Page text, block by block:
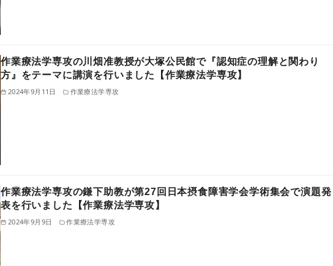
作業療法学専攻の川畑准教授が大塚公民館で『認知症の理解と関わり
方』をテーマに講演を行いました【作業療法学専攻】
2024年9月11日 作業療法学専攻
作業療法学専攻の鎌下助教が第27回日本摂食障害学会学術集会で演題発
表を行いました【作業療法学専攻】
2024年9月9日 作業療法学専攻